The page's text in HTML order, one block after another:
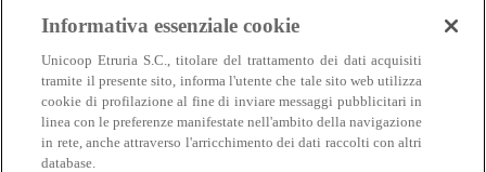
Carne
Carne
Informativa essenziale cookie
Unicoop Etruria S.C., titolare del trattamento dei dati acquisiti
tramite il presente sito, informa l'utente che tale sito web utilizza
cookie di profilazione al fine di inviare messaggi pubblicitari in
linea con le preferenze manifestate nell'ambito della navigazione
in rete, anche attraverso l'arricchimento dei dati raccolti con altri
database.